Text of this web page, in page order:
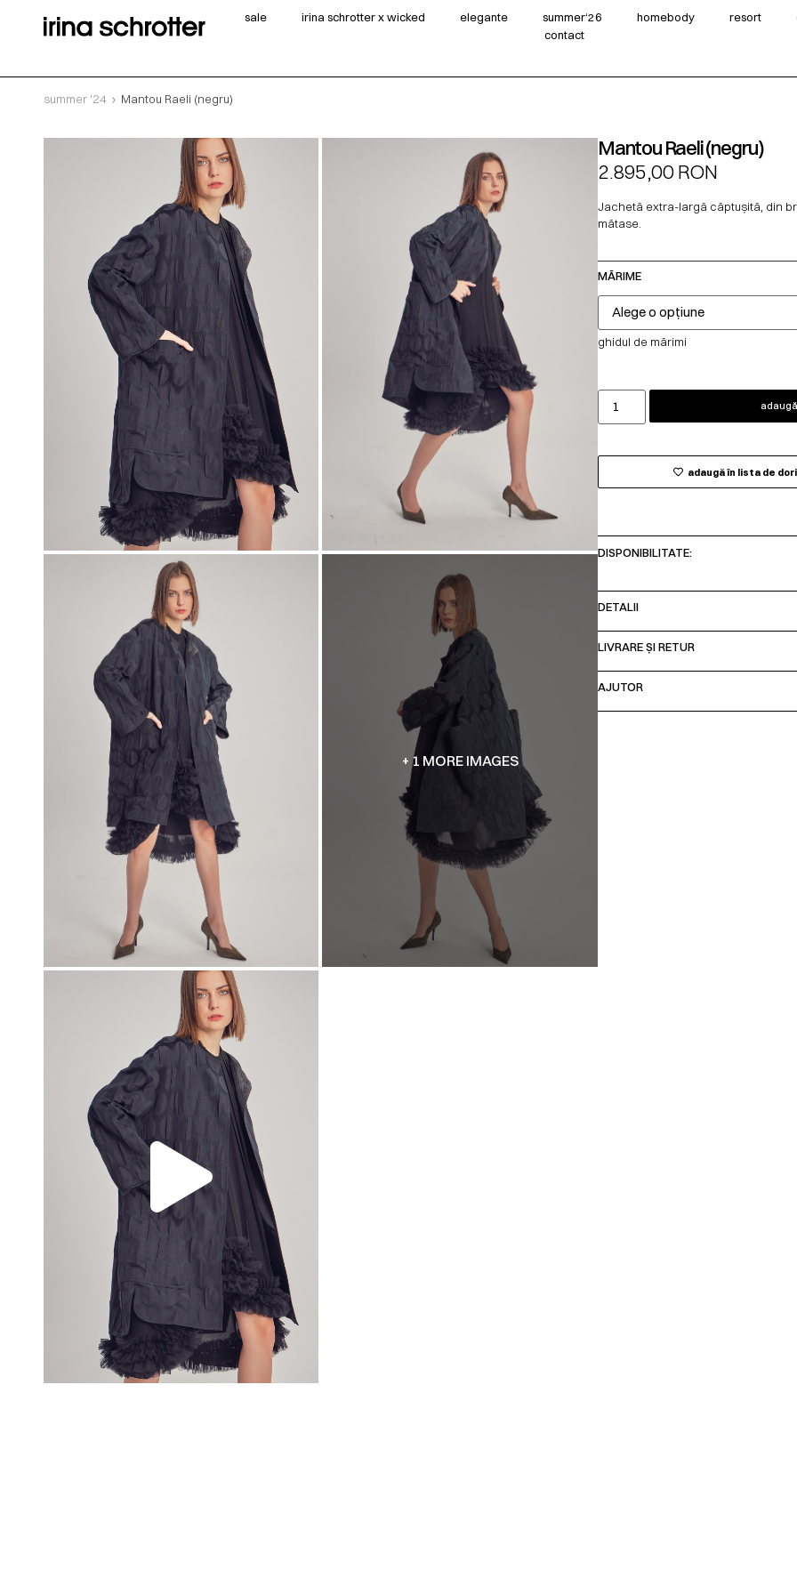
sale irina schrotter x wicked elegante summer‘26 homebody resort
contact
summer '24 Mantou Raeli (negru)
+ 1 MORE IMAGES
00:00
Mantou Raeli (negru)
2.895,00RON
Jachetă extra-largă căptușită, din
mătase.
MĂRIME
ghidul de mărimi
adaugă în lista de
DISPONIBILITATE:
DETALII
LIVRARE ȘI RETUR
AJUTOR